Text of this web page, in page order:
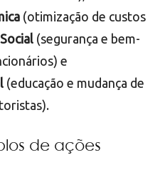
(otimização de custos
(segurança e bem-
e
(educação e mudança de
de ações